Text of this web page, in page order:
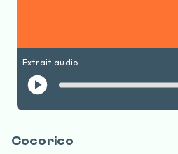
Extrait audio
Cocorico